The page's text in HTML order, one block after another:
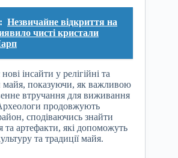
Незвичайне відкриття на
чисті кристали
інсайти у релігійні та
майя, показуючи, як важливою
втручання для виживання
Археологи продовжують
сподіваючись знайти
та артефакти, які допоможуть
та традиції майя.